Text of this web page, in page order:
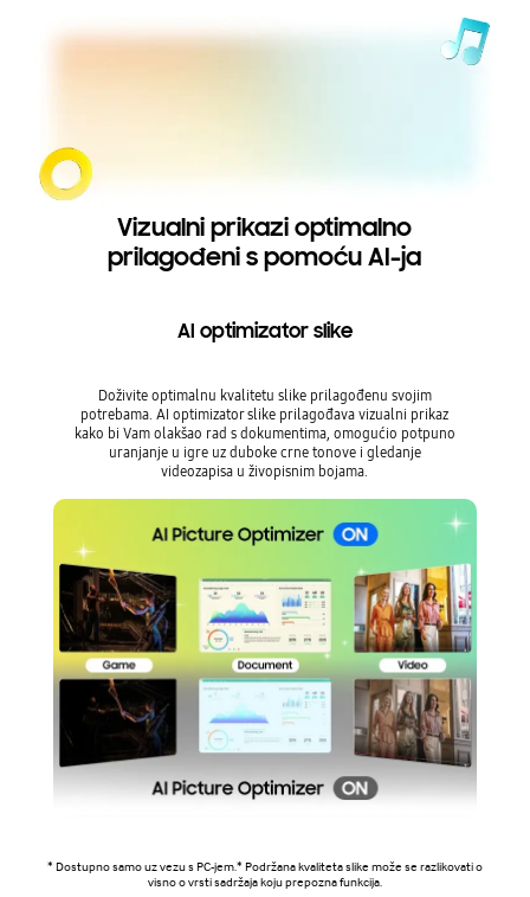
Vizualni prikazi optimalno
prilagođeni s pomoću AI-ja
AI optimizator slike
Doživite optimalnu kvalitetu slike prilagođenu svojim
potrebama. AI optimizator slike prilagođava vizualni prikaz
kako bi Vam olakšao rad s dokumentima, omogućio potpuno
uranjanje u igre uz duboke crne tonove i gledanje
videozapisa u živopisnim bojama.
* Dostupno samo uz vezu s PC-jem.* Podržana kvaliteta slike može se razlikovati o
visno o vrsti sadržaja koju prepozna funkcija.